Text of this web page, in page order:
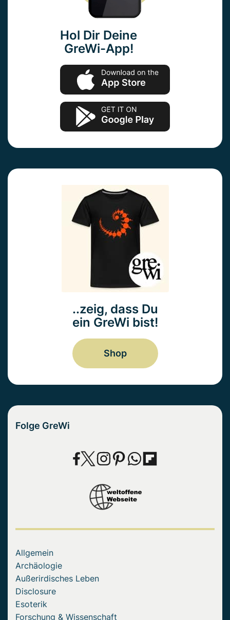
Hol Dir Deine
GreWi-App!
..zeig, dass Du
ein GreWi bist!
Shop
Folge GreWi
Allgemein
Archäologie
Außerirdisches Leben
Disclosure
Esoterik
Forschung & Wissenschaft